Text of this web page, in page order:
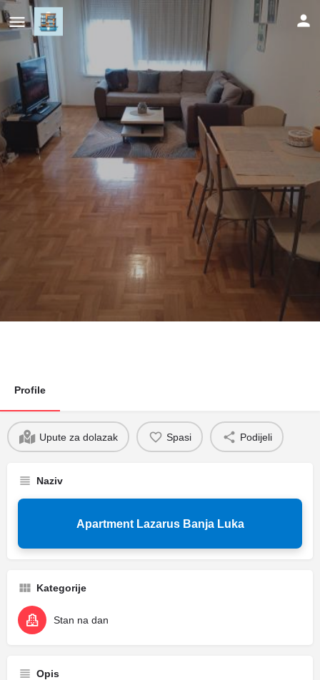
Apartment Lazarus Banja Luka
Profile
Upute za dolazak Spasi Podijeli
Naziv
Apartment Lazarus Banja Luka
Kategorije
Stan na dan
Opis